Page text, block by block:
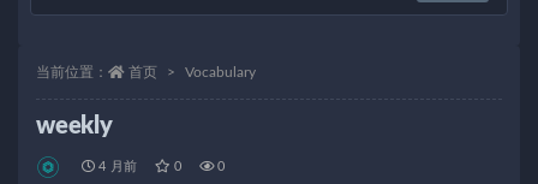
当前位置： 首页 Vocabulary
weekly
4 月前 0 0